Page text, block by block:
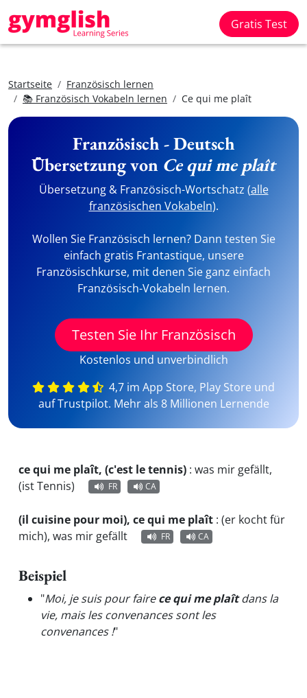
Gratis Test
Startseite
Französisch lernen
📚 Französisch Vokabeln lernen
Ce qui me plaît
Französisch - Deutsch
Übersetzung von Ce qui me plaît
Übersetzung & Französisch-Wortschatz (alle
französischen Vokabeln).
Wollen Sie Französisch lernen? Dann testen Sie
einfach gratis Frantastique, unsere
Französischkurse, mit denen Sie ganz einfach
Französisch-Vokabeln lernen.
Testen Sie Ihr Französisch
Kostenlos und unverbindlich
4,7 im App Store, Play Store und
auf Trustpilot. Mehr als 8 Millionen Lernende
ce qui me plaît, (c'est le tennis) : was mir gefällt,
(ist Tennis)
FR CA
(il cuisine pour moi), ce qui me plaît : (er kocht für
mich), was mir gefällt
FR CA
Beispiel
"Moi, je suis pour fairece qui me plaîtdans la
vie, mais les convenances sont les
convenances !"